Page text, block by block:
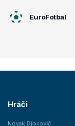
EuroFotbal
Hráči
Novak Djokovič